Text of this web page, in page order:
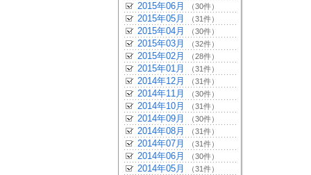
2015年06月 （30件）
2015年05月 （31件）
2015年04月 （30件）
2015年03月 （32件）
2015年02月 （28件）
2015年01月 （31件）
2014年12月 （31件）
2014年11月 （30件）
2014年10月 （31件）
2014年09月 （30件）
2014年08月 （31件）
2014年07月 （31件）
2014年06月 （30件）
2014年05月 （31件）